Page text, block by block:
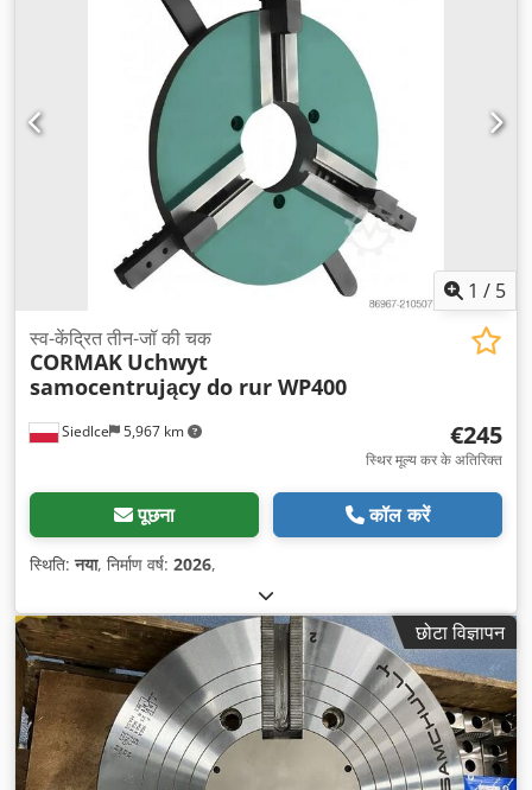
1 / 5
Siedlce 5,967 km
स्व-केंद्रित तीन-जॉ की चक
CORMAK Uchwyt
samocentrujący do rur WP400
€245
स्थिर मूल्य कर के अतिरिक्त
पूछना कॉल करें
स्थिति:नया, निर्माण वर्ष: 2026,
छोटा विज्ञापन